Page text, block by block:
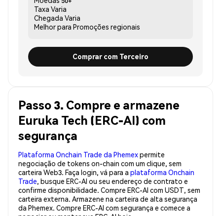
Taxa Varia
Chegada Varia
Melhor para Promoções regionais
Comprar com Terceiro
Passo 3. Compre e armazene
Euruka Tech (ERC-AI) com
segurança
Plataforma Onchain Trade da Phemexpermite
negociação de tokens on-chain com um clique, sem
carteira Web3. Faça login, vá para a plataforma Onchain
Trade, busque ERC-AI ou seu endereço de contrato e
confirme disponibilidade. Compre ERC-AI com USDT, sem
carteira externa. Armazene na carteira de alta segurança
da Phemex. Compre ERC-AI com segurança e comece a